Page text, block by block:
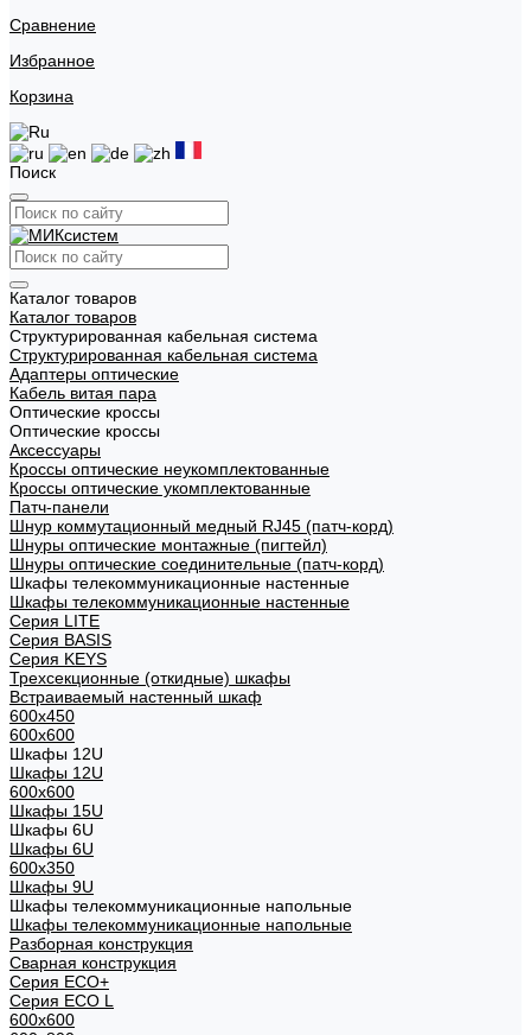
Сравнение
Избранное
Корзина
Поиск
Каталог товаров
Каталог товаров
Структурированная кабельная система
Структурированная кабельная система
Адаптеры оптические
Кабель витая пара
Оптические кроссы
Оптические кроссы
Аксессуары
Кроссы оптические неукомплектованные
Кроссы оптические укомплектованные
Патч-панели
Шнур коммутационный медный RJ45 (патч-корд)
Шнуры оптические монтажные (пигтейл)
Шнуры оптические соединительные (патч-корд)
Шкафы телекоммуникационные настенные
Шкафы телекоммуникационные настенные
Cерия LITE
Cерия BASIS
Cерия KEYS
Трехсекционные (откидные) шкафы
Встраиваемый настенный шкаф
600x450
600x600
Шкафы 12U
Шкафы 12U
600x600
Шкафы 15U
Шкафы 6U
Шкафы 6U
600x350
Шкафы 9U
Шкафы телекоммуникационные напольные
Шкафы телекоммуникационные напольные
Разборная конструкция
Сварная конструкция
Серия ECO+
Серия ECO L
600x600